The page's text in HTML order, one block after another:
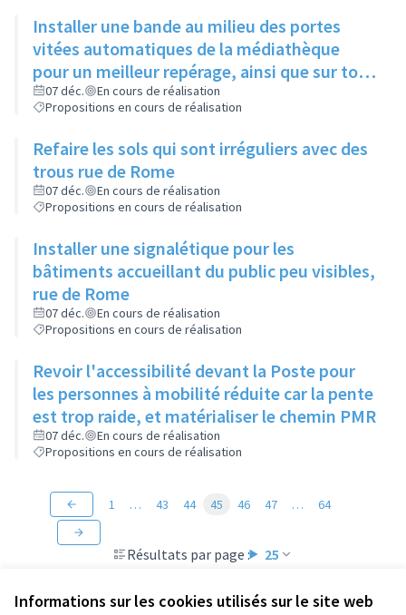
Informations sur les cookies utilisés sur le site web
Installer une bande au milieu des portes
vitées automatiques de la médiathèque
pour un meilleur repérage, ainsi que sur tous
les bâtiments municipaux
07 déc.
En cours de réalisation
Propositions en cours de réalisation
Refaire les sols qui sont irréguliers avec des
trous rue de Rome
07 déc.
En cours de réalisation
Propositions en cours de réalisation
Installer une signalétique pour les
bâtiments accueillant du public peu visibles,
rue de Rome
07 déc.
En cours de réalisation
Propositions en cours de réalisation
Revoir l'accessibilité devant la Poste pour
les personnes à mobilité réduite car la pente
est trop raide, et matérialiser le chemin PMR
07 déc.
En cours de réalisation
Propositions en cours de réalisation
Résultats par page : 25
1 … 43 44 45 46 47 … 64